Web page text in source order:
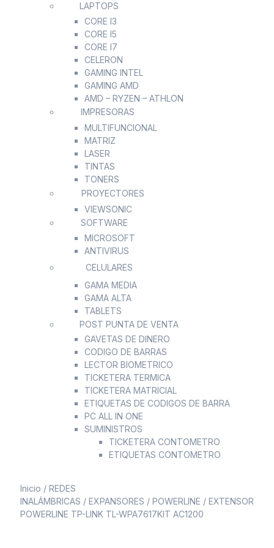
LAPTOPS
CORE I3
CORE I5
CORE I7
CELERON
GAMING INTEL
GAMING AMD
AMD – RYZEN – ATHLON
IMPRESORAS
MULTIFUNCIONAL
MATRIZ
LASER
TINTAS
TONERS
PROYECTORES
VIEWSONIC
SOFTWARE
MICROSOFT
ANTIVIRUS
CELULARES
GAMA MEDIA
GAMA ALTA
TABLETS
POST PUNTA DE VENTA
GAVETAS DE DINERO
CODIGO DE BARRAS
LECTOR BIOMETRICO
TICKETERA TERMICA
TICKETERA MATRICIAL
ETIQUETAS DE CODIGOS DE BARRA
PC ALL IN ONE
SUMINISTROS
TICKETERA CONTOMETRO
ETIQUETAS CONTOMETRO
Inicio / REDES
INALÁMBRICAS / EXPANSORES / POWERLINE / EXTENSOR
POWERLINE TP-LINK TL-WPA7617KIT AC1200